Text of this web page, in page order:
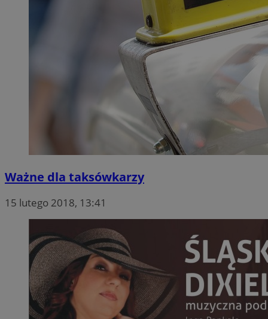
Ważne dla taksówkarzy
15 lutego 2018, 13:41